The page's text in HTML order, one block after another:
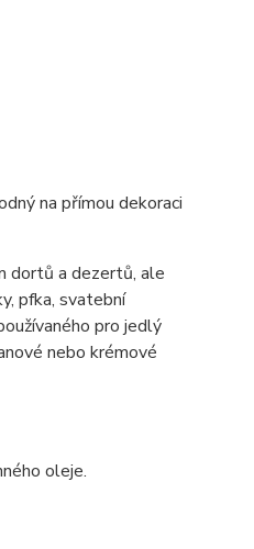
na přímou dekoraci
dortů a dezertů, ale
pfka, svatební
pro jedlý
nebo krémové
oleje.